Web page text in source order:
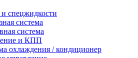
спецжидкости
система
система
и КПП
охлаждения / кондиционер